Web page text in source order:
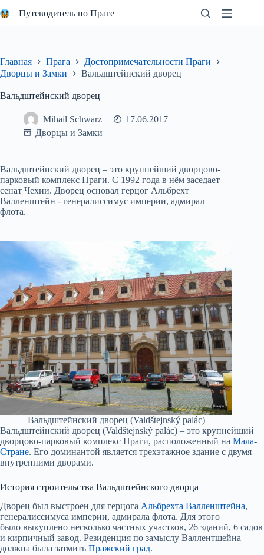
к
Путеводитель по Праге
Главная Прага
Достопримечательности Праги
Дворцы и Замки
Вальдштейнский дворец
Вальдштейнский дворец
Mihail Schwarz
17.06.2017
Дворцы и Замки
Вальдштейнский дворец – это крупнейший дворцово-
парковый комплекс Праги. С 1992 года в нём заседает
сенат Чехии. Дворец основал герцог Альбрехт
Валленштейн - генералиссимус империи, адмирал
флота.
Вальдштейнский дворец (Valdštejnský palác)
Вальдштейнский дворец (Valdštejnský palác) – это крупнейший
дворцово-парковый комплекс Праги, расположенный на Мала-
Стране. Его доминантой является трехэтажное здание с двумя
внутренними дворами.
История строительства Вальдштейнского дворца
Дворец был выстроен для герцога Альбрехта Валленштейна,
генералиссимуса империи, адмирала флота. Для этого
было выкуплено несколько частных участков, 26 зданий, 6 садов
и кирпичный завод. Резиденция по замыслу Валлентшейна
должна была затмить Пражский град.